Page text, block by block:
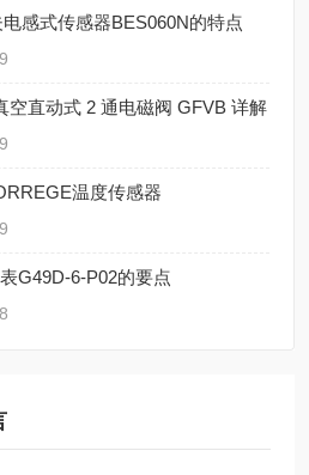
感式传感器BES060N的特点
空直动式 2 通电磁阀 GFVB 详解
温度传感器
G49D-6-P02的要点